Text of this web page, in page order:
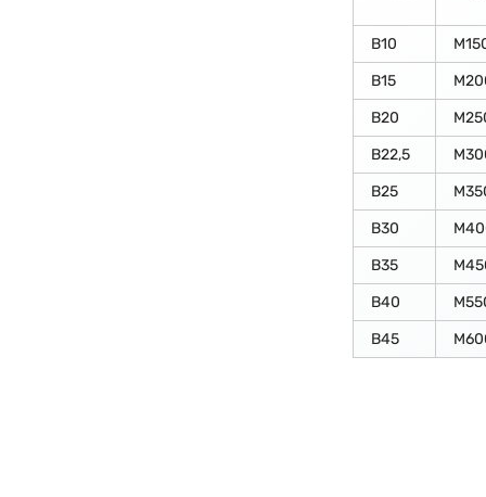
В10
В15
В20
В22,5
В25
В30
В35
В40
В45